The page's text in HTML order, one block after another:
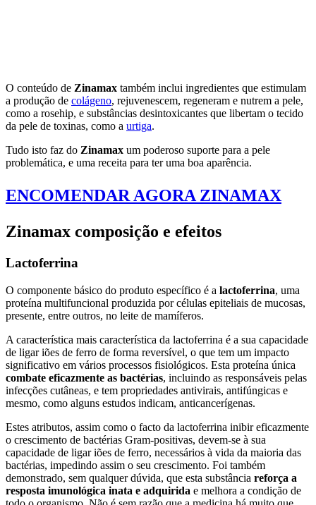
O conteúdo de Zinamax também inclui ingredientes que estimulam
a produção de colágeno, rejuvenescem, regeneram e nutrem a pele,
como a rosehip, e substâncias desintoxicantes que libertam o tecido
da pele de toxinas, como a urtiga.
Tudo isto faz do Zinamax um poderoso suporte para a pele
problemática, e uma receita para ter uma boa aparência.
ENCOMENDAR AGORA ZINAMAX
Zinamax composição e efeitos
Lactoferrina
O componente básico do produto específico é a lactoferrina, uma
proteína multifuncional produzida por células epiteliais de mucosas,
presente, entre outros, no leite de mamíferos.
A característica mais característica da lactoferrina é a sua capacidade
de ligar iões de ferro de forma reversível, o que tem um impacto
significativo em vários processos fisiológicos. Esta proteína única
combate eficazmente as bactérias, incluindo as responsáveis pelas
infecções cutâneas, e tem propriedades antivirais, antifúngicas e
mesmo, como alguns estudos indicam, anticancerígenas.
Estes atributos, assim como o facto da lactoferrina inibir eficazmente
o crescimento de bactérias Gram-positivas, devem-se à sua
capacidade de ligar iões de ferro, necessários à vida da maioria das
bactérias, impedindo assim o seu crescimento. Foi também
demonstrado, sem qualquer dúvida, que esta substância reforça a
resposta imunológica inata e adquirida e melhora a condição de